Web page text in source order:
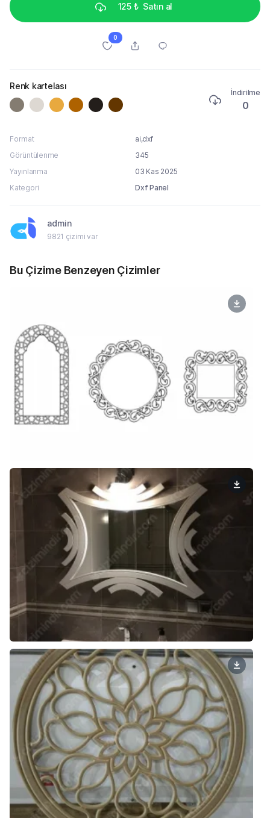
125 ₺ Satın al
0
Renk kartelası
İndirilme
0
Format
ai,dxf
Görüntülenme
345
Yayınlanma
03 Kas 2025
Kategori
Dxf Panel
admin
9821 çizimi var
Bu Çizime Benzeyen Çizimler